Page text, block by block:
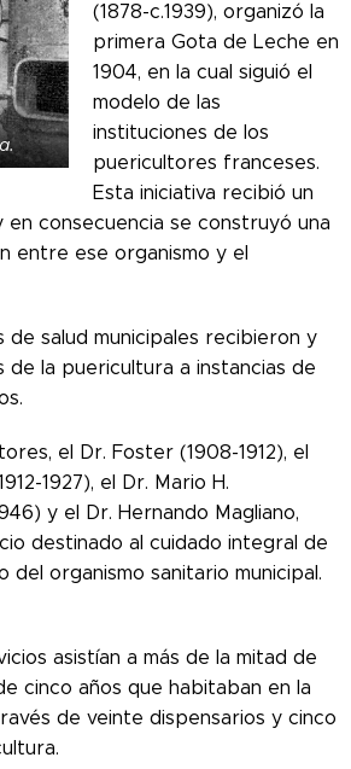
(1878-c.1939), organizó la
primera Gota de Leche en
1904, en la cual siguió el
modelo de las
instituciones de los
puericultores franceses.
Esta iniciativa recibió un
en consecuencia se construyó una
entre ese organismo y el
de salud municipales recibieron y
de la puericultura a instancias de
el Dr. Foster (1908-1912), el
1927), el Dr. Mario H.
y el Dr. Hernando Magliano,
destinado al cuidado integral de
del organismo sanitario municipal.
asistían a más de la mitad de
cinco años que habitaban en la
de veinte dispensarios y cinco